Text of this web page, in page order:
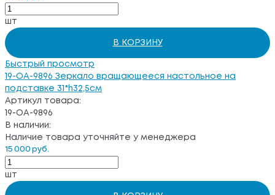
шт
В КОРЗИНУ
Быстрый просмотр
19-OA-9896 Зеркало вращающееся настольное на
подставке 31*h32,5см
Артикул товара:
19-OA-9896
В наличии:
Наличие товара уточняйте у менеджера
15 000 руб.
шт